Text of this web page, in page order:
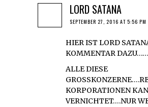
LORD SATANA
SEPTEMBER 27, 2016 AT 5:56 PM
HIER IST LORD
KOMMENTAR
ALLE DIESE
KORPORATIONEN
VERNICHTET….NUR